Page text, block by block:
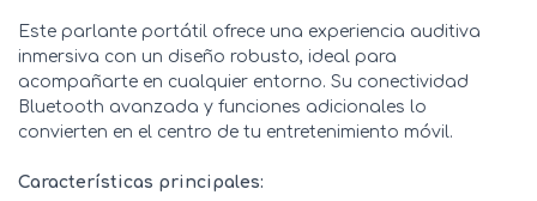
Este parlante portátil ofrece una experiencia auditiva
inmersiva con un diseño robusto, ideal para
acompañarte en cualquier entorno. Su conectividad
Bluetooth avanzada y funciones adicionales lo
convierten en el centro de tu entretenimiento móvil.
Características principales: